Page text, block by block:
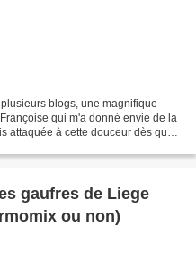
blogs, une magnifique
qui m'a donné envie de la
attaquée à cette douceur dès que
gaufres de Liege
ou non)